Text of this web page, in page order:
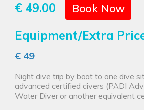
€ 49.00 Book Now
Equipment/Extra
€ 49
Night dive trip by boat to one dive
advanced certified divers (PADI
Water Diver or another equivalent